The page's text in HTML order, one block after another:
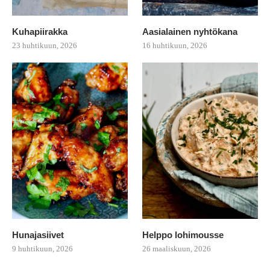
Kuhapiirakka
23 huhtikuun, 2026
Aasialainen nyhtökana
16 huhtikuun, 2026
Hunajasiivet
9 huhtikuun, 2026
Helppo lohimousse
26 maaliskuun, 2026